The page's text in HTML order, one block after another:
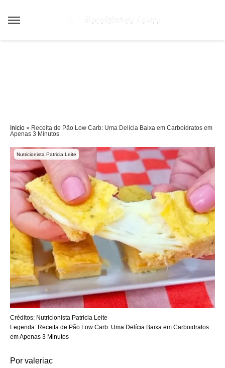
Início » Receita de Pão Low Carb: Uma Delícia Baixa em Carboidratos em
Apenas 3 Minutos
Nutricionista Patricia Leite
Créditos: Nutricionista Patricia Leite
Legenda: Receita de Pão Low Carb: Uma Delícia Baixa em Carboidratos
em Apenas 3 Minutos
Por valeriac